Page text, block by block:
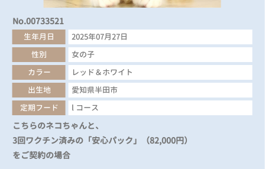
No.00733521
生年月日
2025年07月27日
性別
女の子
カラー
レッド＆ホワイト
出生地
愛知県半田市
定期フード
l コース
こちらのネコちゃんと、
3回ワクチン済みの「安心パック」（82,000円）
をご契約の場合